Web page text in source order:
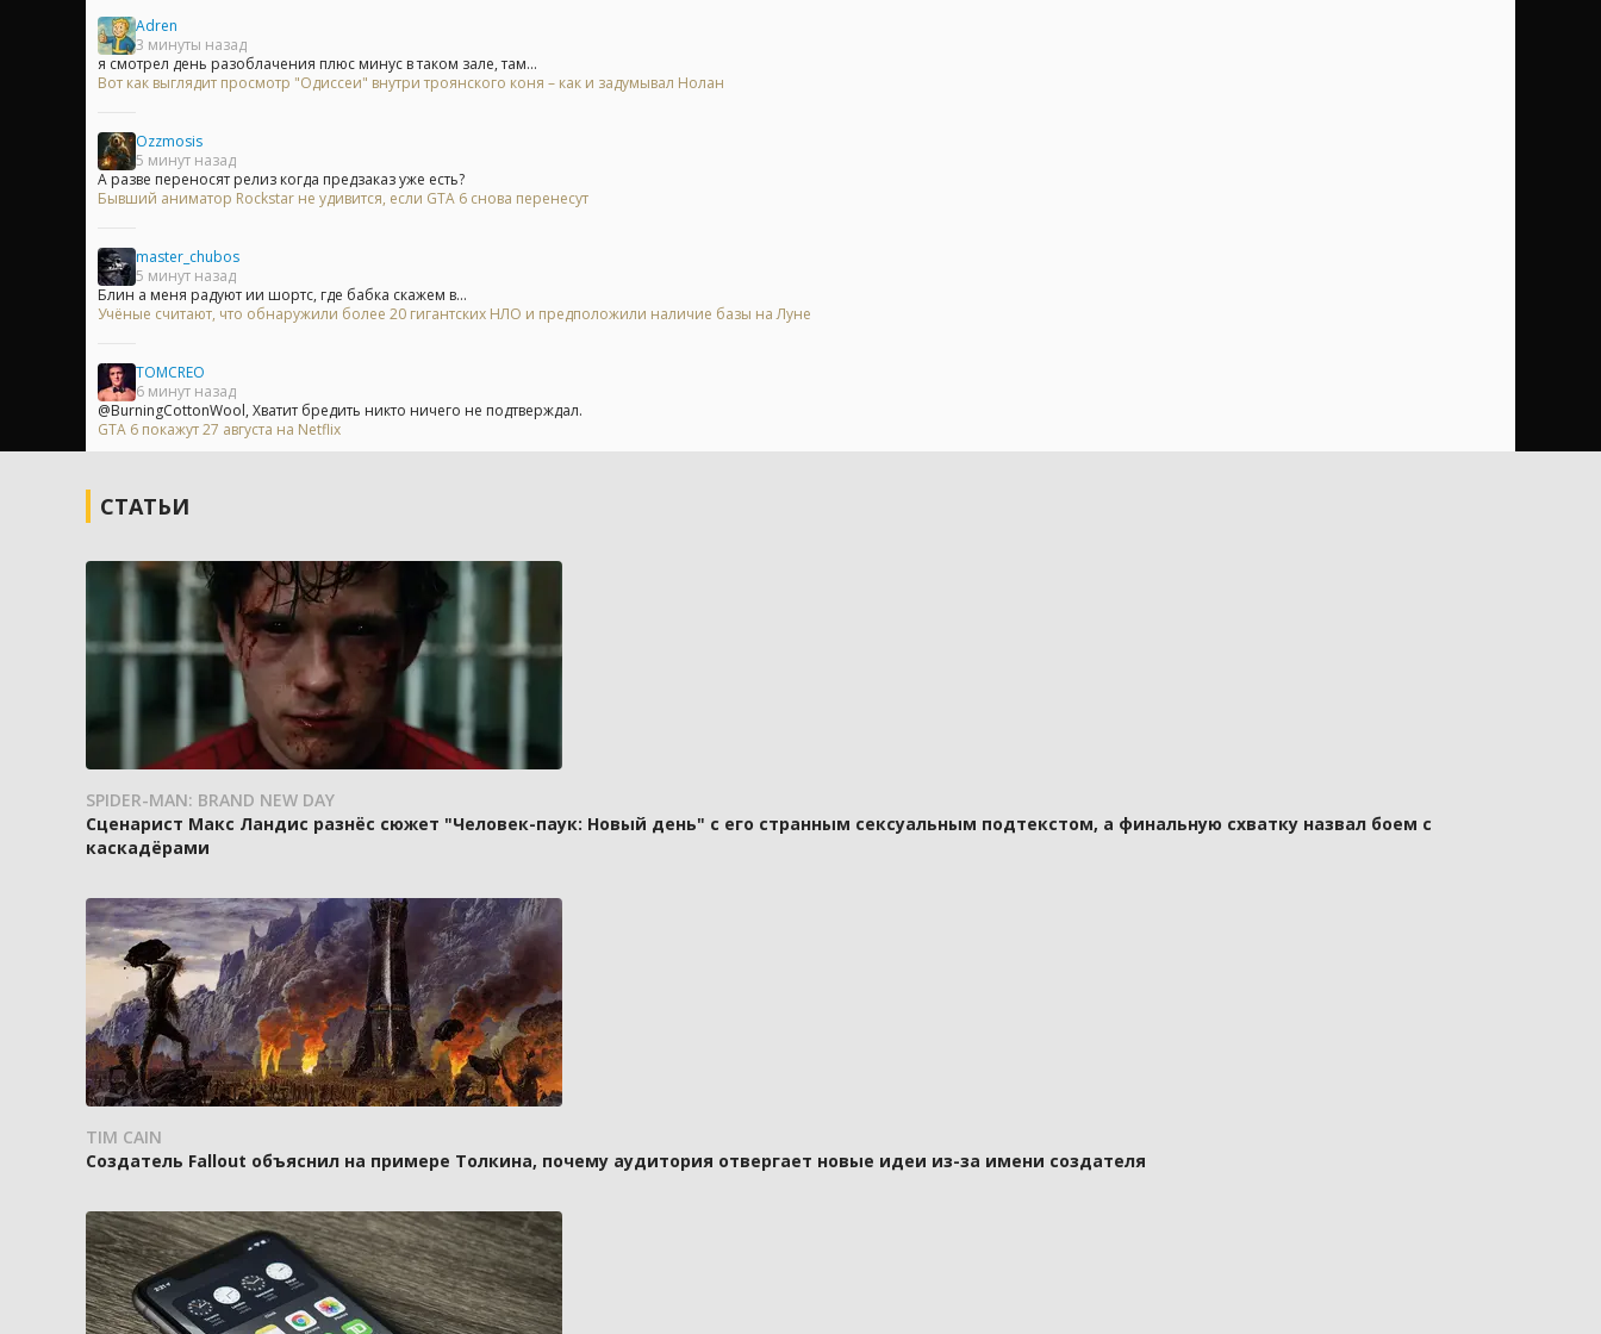
Adren
3 минуты назад
я смотрел день разоблачения плюс минус в таком зале, там...
Вот как выглядит просмотр "Одиссеи" внутри троянского коня – как и задумывал Нолан
Ozzmosis
5 минут назад
А разве переносят релиз когда предзаказ уже есть?
Бывший аниматор Rockstar не удивится, если GTA 6 снова перенесут
master_chubos
5 минут назад
Блин а меня радуют ии шортс, где бабка скажем в...
Учёные считают, что обнаружили более 20 гигантских НЛО и предположили наличие базы на Луне
TOMCREO
6 минут назад
@BurningCottonWool, Хватит бредить никто ничего не подтверждал.
GTA 6 покажут 27 августа на Netflix
СТАТЬИ
SPIDER-MAN: BRAND NEW DAY
Сценарист Макс Ландис разнёс сюжет "Человек-паук: Новый день" с его странным сексуальным подтекстом, а финальную схватку назвал боем с
каскадёрами
TIM CAIN
Создатель Fallout объяснил на примере Толкина, почему аудитория отвергает новые идеи из-за имени создателя